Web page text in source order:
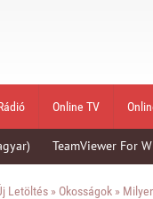
Online TV
TeamViewer For
Letöltés » Okosságok »